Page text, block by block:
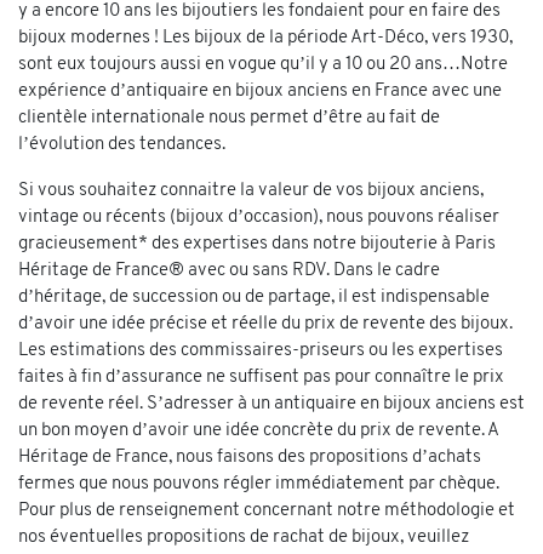
y a encore 10 ans les bijoutiers les fondaient pour en faire des
bijoux modernes ! Les bijoux de la période Art-Déco, vers 1930,
sont eux toujours aussi en vogue qu’il y a 10 ou 20 ans…Notre
expérience d’antiquaire en bijoux anciens en France avec une
clientèle internationale nous permet d’être au fait de
l’évolution des tendances.
Si vous souhaitez connaitre la valeur de vos bijoux anciens,
vintage ou récents (bijoux d’occasion), nous pouvons réaliser
gracieusement* des expertises dans notre bijouterie à Paris
Héritage de France® avec ou sans RDV. Dans le cadre
d’héritage, de succession ou de partage, il est indispensable
d’avoir une idée précise et réelle du prix de revente des bijoux.
Les estimations des commissaires-priseurs ou les expertises
faites à fin d’assurance ne suffisent pas pour connaître le prix
de revente réel. S’adresser à un antiquaire en bijoux anciens est
un bon moyen d’avoir une idée concrète du prix de revente. A
Héritage de France, nous faisons des propositions d’achats
fermes que nous pouvons régler immédiatement par chèque.
Pour plus de renseignement concernant notre méthodologie et
nos éventuelles propositions de rachat de bijoux, veuillez